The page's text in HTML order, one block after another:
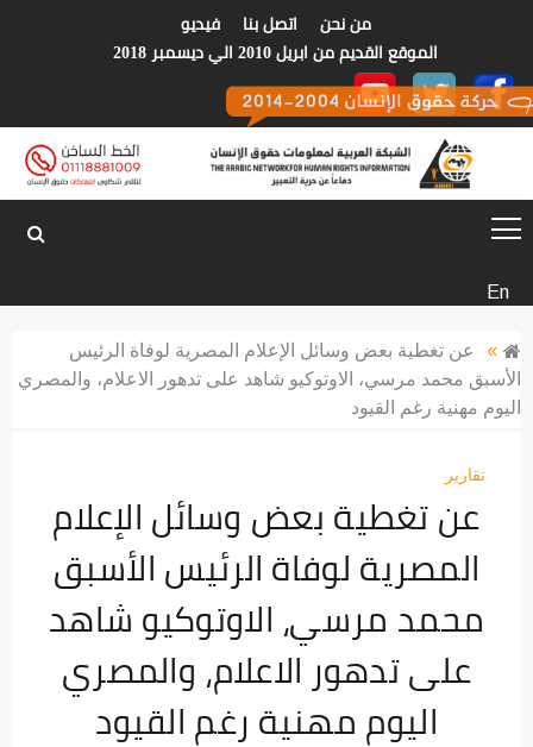
من نحن اتصل بنا
فيديو
الموقع القديم من ابريل 2010 الي ديسمبر 2018
لمعلومات حقوق
الانسان
En
»
عن تغطية بعض وسائل الإعلام المصرية لوفاة الرئيس
الأسبق محمد مرسي، الاوتوكيو شاهد على تدهور الاعلام، والمصري
اليوم مهنية رغم القيود
تقارير
عن تغطية بعض وسائل الإعلام
المصرية لوفاة الرئيس الأسبق
محمد مرسي، الاوتوكيو شاهد
على تدهور الاعلام، والمصري
اليوم مهنية رغم القيود